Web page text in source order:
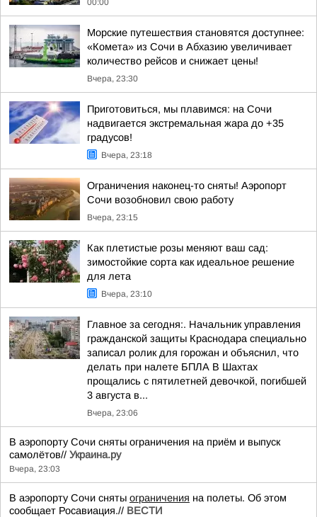
00:00
Морские путешествия становятся доступнее:
«Комета» из Сочи в Абхазию увеличивает
количество рейсов и снижает цены!
Вчера, 23:30
Приготовиться, мы плавимся: на Сочи
надвигается экстремальная жара до +35
градусов!
Вчера, 23:18
Ограничения наконец-то сняты! Аэропорт
Сочи возобновил свою работу
Вчера, 23:15
Как плетистые розы меняют ваш сад:
зимостойкие сорта как идеальное решение
для лета
Вчера, 23:10
Главное за сегодня:. Начальник управления
гражданской защиты Краснодара специально
записал ролик для горожан и объяснил, что
делать при налете БПЛА В Шахтах
прощались с пятилетней девочкой, погибшей
3 августа в...
Вчера, 23:06
В аэропорту Сочи сняты ограничения на приём и выпуск
самолётов// Украина.ру
Вчера, 23:03
В аэропорту Сочи сняты ограничения на полеты. Об этом
сообщает Росавиация.// ВЕСТИ